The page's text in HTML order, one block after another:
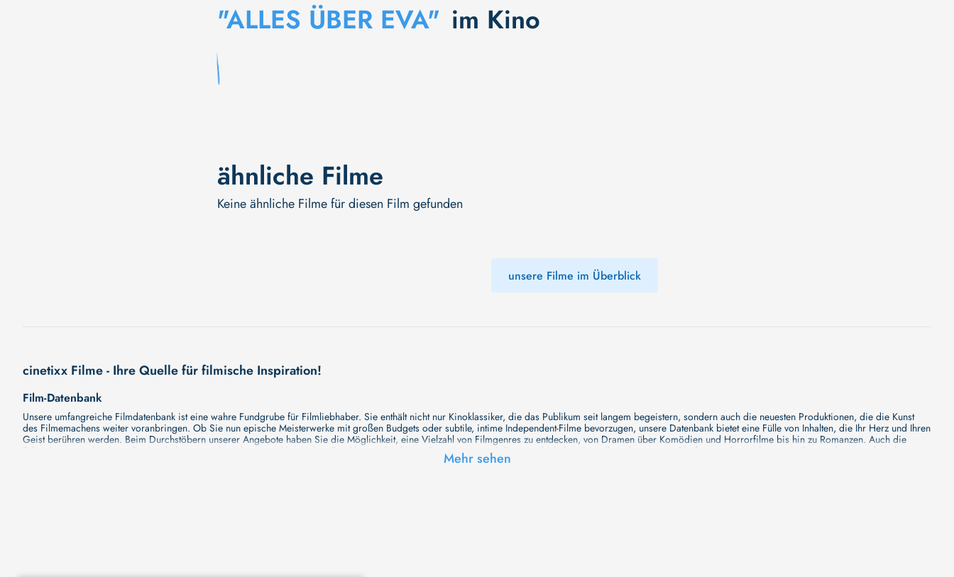
"ALLES ÜBER EVA" im Kino
ähnliche Filme
Keine ähnliche Filme für diesen Film gefunden
unsere Filme im Überblick
cinetixx Filme - Ihre Quelle für filmische Inspiration!
Film-Datenbank
Unsere umfangreiche Filmdatenbank ist eine wahre Fundgrube für Filmliebhaber. Sie enthält nicht nur Kinoklassiker, die das Publikum seit langem begeistern, sondern auch die neuesten Produktionen, die die Kunst
des Filmemachens weiter voranbringen. Ob Sie nun epische Meisterwerke mit großen Budgets oder subtile, intime Independent-Filme bevorzugen, unsere Datenbank bietet eine Fülle von Inhalten, die Ihr Herz und Ihren
Geist berühren werden. Beim Durchstöbern unserer Angebote haben Sie die Möglichkeit, eine Vielzahl von Filmgenres zu entdecken, von Dramen über Komödien und Horrorfilme bis hin zu Romanzen. Auch die
Erkundung verschiedener Regiestile kommt nicht zu kurz, von klassischen Erzählungen bis hin zu Experimenten mit Form und Inhalt. Wir wollen, dass unsere Plattform mehr ist als nur ein Ort, an dem man beliebte
Hollywood-Hits findet. Natürlich gibt es auch diese, aber darüber hinaus bemühen wir uns, Meisterwerke des unabhängigen Kinos zu zeigen, die von den Mainstream-Medien oft nicht gewürdigt werden. Aus diesem
Mehr sehen